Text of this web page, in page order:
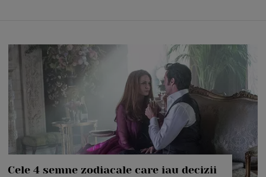
Cele 4 semne zodiacale care iau decizii